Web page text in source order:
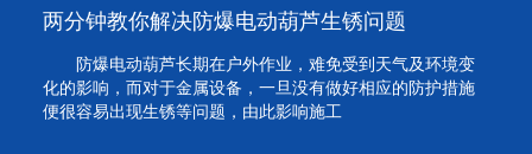
两分钟教你解决防爆电动葫芦生锈问题
防爆电动葫芦长期在户外作业，难免受到天气及环境变
化的影响，而对于金属设备，一旦没有做好相应的防护措施
便很容易出现生锈等问题，由此影响施工